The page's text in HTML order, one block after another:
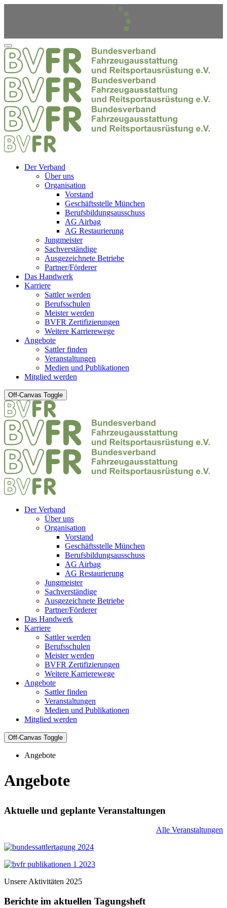
Der Verband
Über uns
Organisation
Vorstand
Geschäftsstelle München
Berufsbildungsausschuss
AG Airbag
AG Restaurierung
Jungmeister
Sachverständige
Ausgezeichnete Betriebe
Partner/Förderer
Das Handwerk
Karriere
Sattler werden
Berufsschulen
Meister werden
BVFR Zertifizierungen
Weitere Karrierewege
Angebote
Sattler finden
Veranstaltungen
Medien und Publikationen
Mitglied werden
Off-Canvas Toggle
Der Verband
Über uns
Organisation
Vorstand
Geschäftsstelle München
Berufsbildungsausschuss
AG Airbag
AG Restaurierung
Jungmeister
Sachverständige
Ausgezeichnete Betriebe
Partner/Förderer
Das Handwerk
Karriere
Sattler werden
Berufsschulen
Meister werden
BVFR Zertifizierungen
Weitere Karrierewege
Angebote
Sattler finden
Veranstaltungen
Medien und Publikationen
Mitglied werden
Off-Canvas Toggle
Angebote
Angebote
Aktuelle und geplante Veranstaltungen
Alle Veranstaltungen
Unsere Aktivitäten 2025
Berichte im aktuellen Tagungsheft